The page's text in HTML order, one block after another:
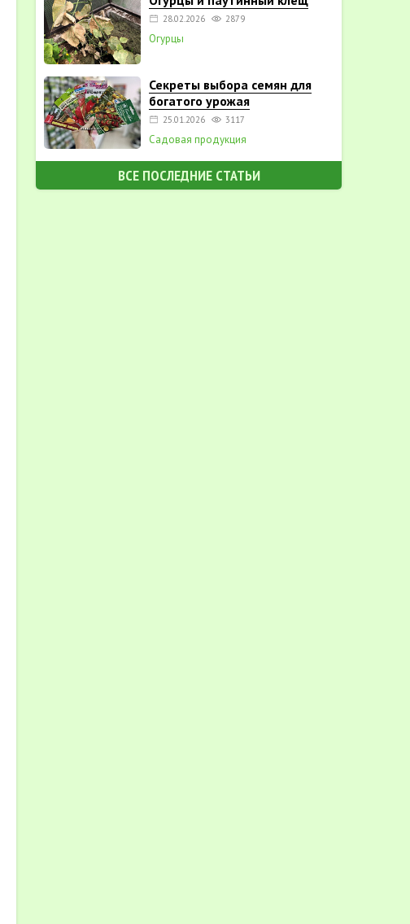
28.02.2026 2879
Огурцы
Секреты выбора семян для
богатого урожая
25.01.2026 3117
Садовая продукция
ВСЕ ПОСЛЕДНИЕ СТАТЬИ